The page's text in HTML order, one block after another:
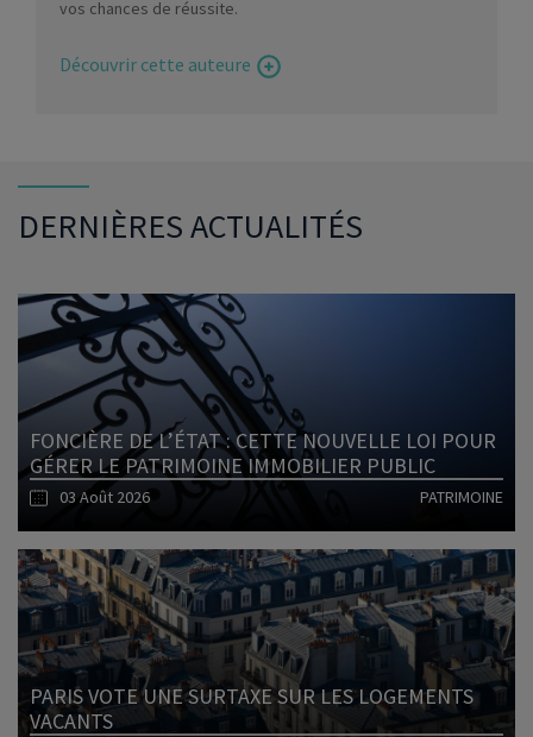
vos chances de réussite.
Découvrir cette auteure
DERNIÈRES ACTUALITÉS
FONCIÈRE DE L’ÉTAT : CETTE NOUVELLE LOI POUR
GÉRER LE PATRIMOINE IMMOBILIER PUBLIC
03 Août 2026 PATRIMOINE
Lire l'article
PARIS VOTE UNE SURTAXE SUR LES LOGEMENTS
VACANTS